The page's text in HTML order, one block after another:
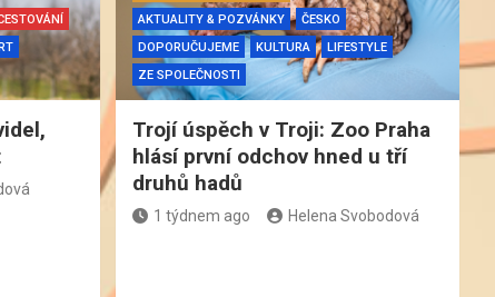
AKTUALITY & POZVÁNKY
ČESKO
DOPORUČUJEME
KULTURA
LIFESTYLE
ZE SPOLEČNOSTI
Trojí úspěch v Troji: Zoo Praha
hlásí první odchov hned u tří
druhů hadů
1 týdnem ago Helena Svobodová